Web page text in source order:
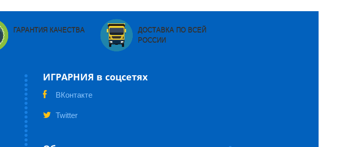
ГАРАНТИЯ КАЧЕСТВА
ДОСТАВКА ПО ВСЕЙ
РОССИИ
ИГРАРНИЯ в соцсетях
ВКонтакте
Twitter